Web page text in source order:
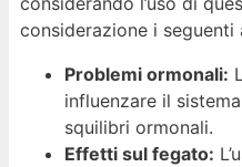
considerazione i seguenti
Problemi ormonali:
influenzare il
squilibri ormonali.
Effetti sul fegato: